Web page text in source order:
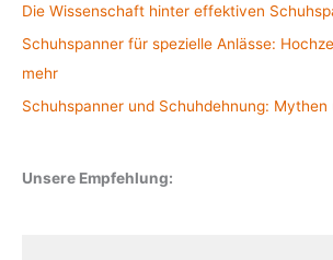
Die Wissenschaft hinter effektiven
Schuhspanner für spezielle Anlässe:
mehr
Schuhspanner und Schuhdehnung: Mythen
Unsere Empfehlung: